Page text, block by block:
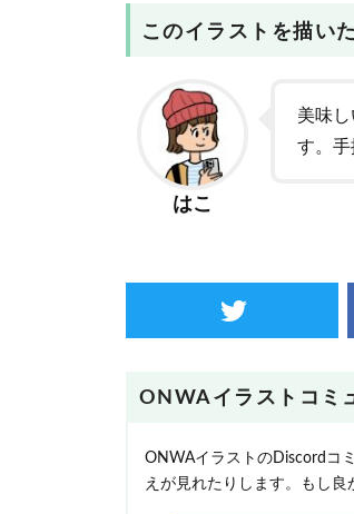
このイラストを描い
はこ
美味
す。手
ONWAイラストコミ
ONWAイラストのDiscordコ
えが見れたりします。もし良